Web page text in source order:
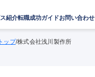
紹介転職成功ガイドお問い合わせ
ップ/株式会社浅川製作所